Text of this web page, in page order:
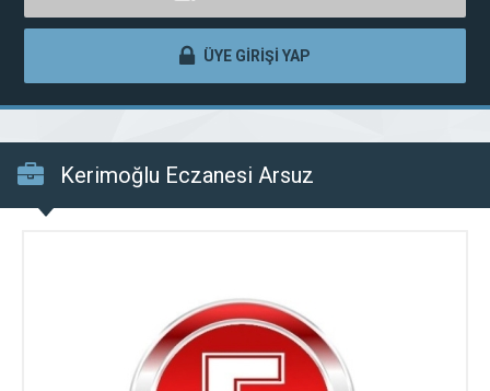
ÜYE GİRİŞİ YAP
Kerimoğlu Eczanesi Arsuz